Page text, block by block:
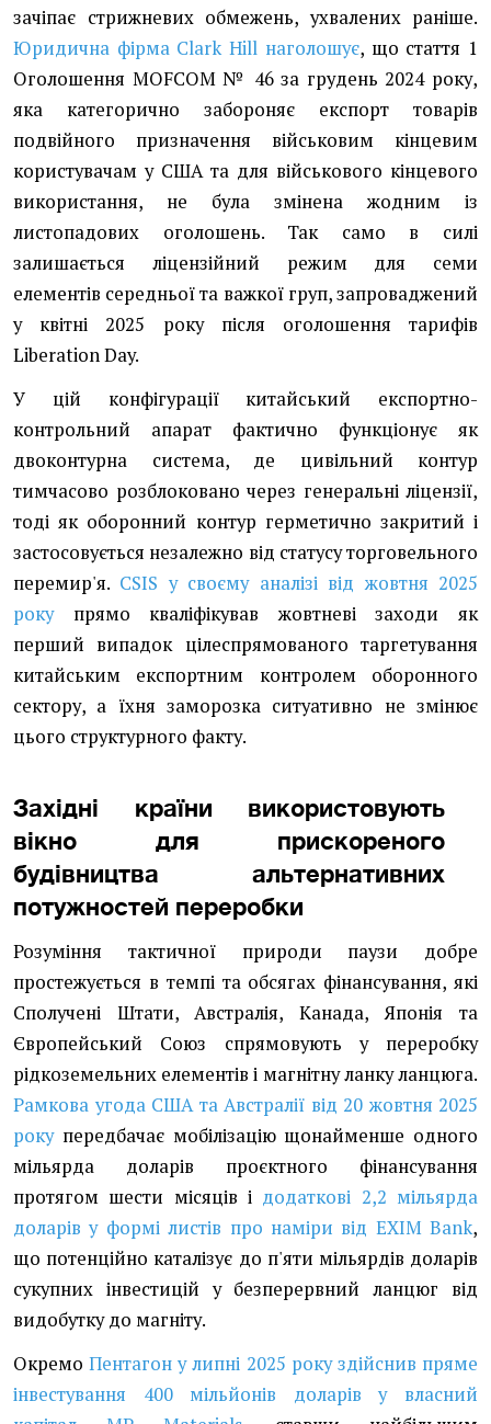
зачіпає стрижневих обмежень, ухвалених раніше.
Юридична фірма Clark Hill наголошує, що стаття 1
Оголошення MOFCOM № 46 за грудень 2024 року,
яка категорично забороняє експорт товарів
подвійного призначення військовим кінцевим
користувачам у США та для військового кінцевого
використання, не була змінена жодним із
листопадових оголошень. Так само в силі
залишається ліцензійний режим для семи
елементів середньої та важкої груп, запроваджений
у квітні 2025 року після оголошення тарифів
Liberation Day.
У цій конфігурації китайський експортно-
контрольний апарат фактично функціонує як
двоконтурна система, де цивільний контур
тимчасово розблоковано через генеральні ліцензії,
тоді як оборонний контур герметично закритий і
застосовується незалежно від статусу торговельного
перемир'я. CSIS у своєму аналізі від жовтня 2025
рокупрямо кваліфікував жовтневі заходи як
перший випадок цілеспрямованого таргетування
китайським експортним контролем оборонного
сектору, а їхня заморозка ситуативно не змінює
цього структурного факту.
Західні країни використовують
вікно для прискореного
будівництва альтернативних
потужностей переробки
Розуміння тактичної природи паузи добре
простежується в темпі та обсягах фінансування, які
Сполучені Штати, Австралія, Канада, Японія та
Європейський Союз спрямовують у переробку
рідкоземельних елементів і магнітну ланку ланцюга.
Рамкова угода США та Австралії від 20 жовтня 2025
рокупередбачає мобілізацію щонайменше одного
мільярда доларів проєктного фінансування
протягом шести місяців і додаткові 2,2 мільярда
доларів у формі листів про наміри від EXIM Bank,
що потенційно каталізує до п'яти мільярдів доларів
сукупних інвестицій у безперервний ланцюг від
видобутку до магніту.
ОкремоПентагон у липні 2025 року здійснив пряме
інвестування 400 мільйонів доларів у власний